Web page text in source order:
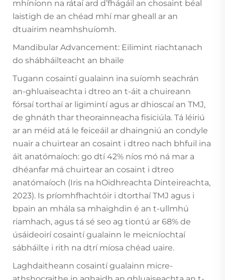
mhíníonn na rátaí ard d’fhágáil an chosaint béal
laistigh de an chéad mhí mar gheall ar an
dtuairim neamhshuíomh.
Mandibular Advancement: Eilimint riachtanach
do shábháilteacht an bhaile
Tugann cosaintí gualainn ina suíomh seachrán
an-ghluaiseachta i dtreo an t-áit a chuireann
fórsaí torthaí ar ligimintí agus ar dhioscaí an TMJ,
de ghnáth thar theorainneacha fisiciúla. Tá léiriú
ar an méid atá le feiceáil ar dhaingniú an condyle
nuair a chuirtear an cosaint i dtreo nach bhfuil ina
áit anatómaíoch: go dtí 42% níos mó ná mar a
dhéanfar má chuirtear an cosaint i dtreo
anatómaíoch (Iris na hOidhreachta Dinteireachta,
2023). Is príomhfhachtóir i dtorthaí TMJ agus i
bpain an mhála sa mhaighdin é an t-ullmhú
riamhach, agus tá sé seo ag tiontú ar 68% de
úsáideoirí cosaintí gualainn le meicníochtaí
sábháilte i rith na dtrí míosa chéad uaire.
Laghdaitheann cosaintí gualainn micre-